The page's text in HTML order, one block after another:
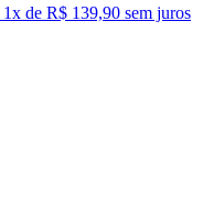
1x de R$ 139,90 sem juros